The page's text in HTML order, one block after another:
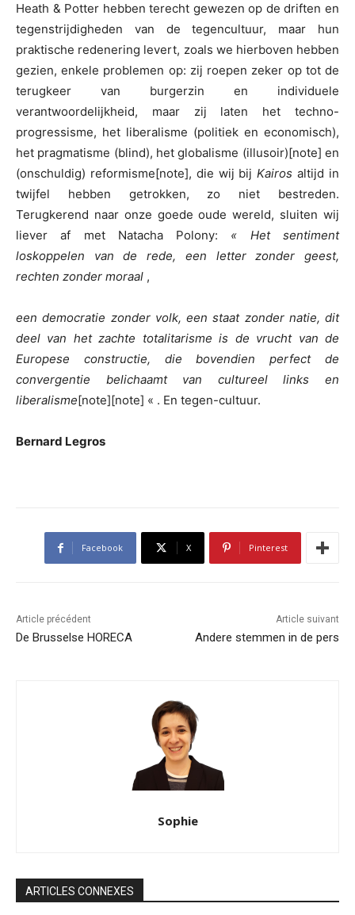
Heath & Potter hebben terecht gewezen op de driften en
tegenstrijdigheden van de tegencultuur, maar hun
praktische redenering levert, zoals we hierboven hebben
gezien, enkele problemen op: zij roepen zeker op tot de
terugkeer van burgerzin en individuele
verantwoordelijkheid, maar zij laten het techno-
progressisme, het liberalisme (politiek en economisch),
het pragmatisme (blind), het globalisme (illusoir)[note] en
(onschuldig) reformisme[note], die wij bijKairosaltijd in
twijfel hebben getrokken, zo niet bestreden.
Terugkerend naar onze goede oude wereld, sluiten wij
liever af met Natacha Polony: « Het sentiment
loskoppelen van de rede, een letter zonder geest,
rechten zonder moraal ,
een democratie zonder volk, een staat zonder natie, dit
deel van het zachte totalitarisme is de vrucht van de
Europese constructie, die bovendien perfect de
convergentie belichaamt van cultureel links en
liberalisme[note][note] « . En tegen-cultuur.
Bernard Legros
Facebook X Pinterest
Article précédent
De Brusselse HORECA
Article suivant
Andere stemmen in de pers
Sophie
ARTICLES CONNEXES